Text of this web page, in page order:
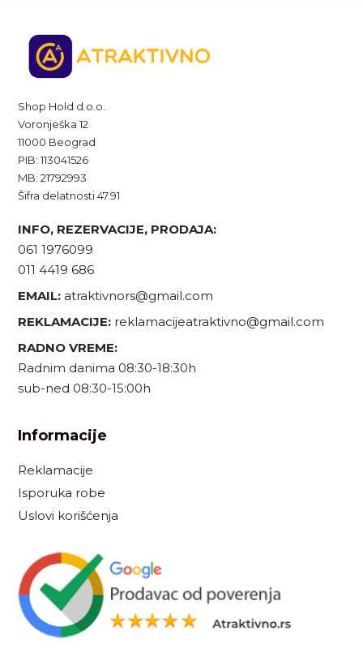
Shop Hold d.o.o.
Voronješka 12
11000 Beograd
PIB: 113041526
MB: 21792993
Šifra delatnosti 47.91
INFO, REZERVACIJE, PRODAJA:
061 1976099
011 4419 686
EMAIL: atraktivnors@gmail.com
REKLAMACIJE: reklamacijeatraktivno@gmail.com
RADNO VREME:
Radnim danima 08:30-18:30h
sub-ned 08:30-15:00h
Informacije
Reklamacije
Isporuka robe
Uslovi korišćenja